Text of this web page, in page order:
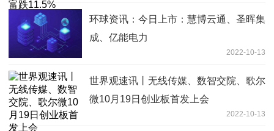
环球资讯：今日上市：慧博云通、圣晖集
成、亿能电力
2022-10-13
世界观速讯丨无线传媒、数智交院、歌尔
微10月19日创业板首发上会
2022-10-13